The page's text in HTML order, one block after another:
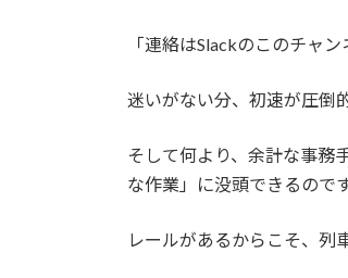
「連絡はSlackのこのチャン
迷いがない分、初速が圧倒
そして何より、余計な事務
な作業」に没頭できるのです
レールがあるからこそ、列